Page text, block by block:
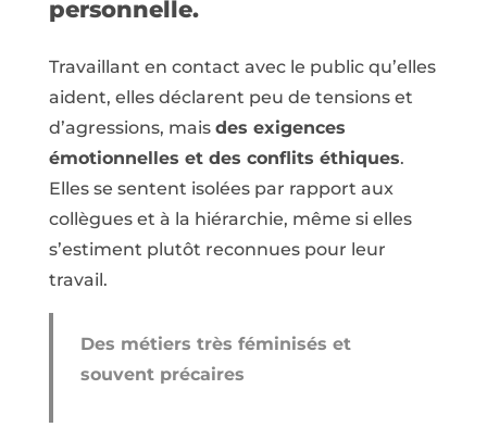
personnelle.
Travaillant en contact avec le public qu’elles
aident, elles déclarent peu de tensions et
d’agressions, mais des exigences
émotionnelles et des conflits éthiques.
Elles se sentent isolées par rapport aux
collègues et à la hiérarchie, même si elles
s’estiment plutôt reconnues pour leur
travail.
Des métiers très féminisés et
souvent précaires